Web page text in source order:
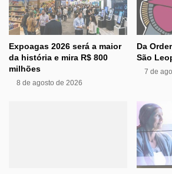
Expoagas 2026 será a maior
da história e mira R$ 800
milhões
8 de agosto de 2026
Da
São
7 de